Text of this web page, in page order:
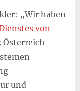
„Wir haben
von
Österreich
und